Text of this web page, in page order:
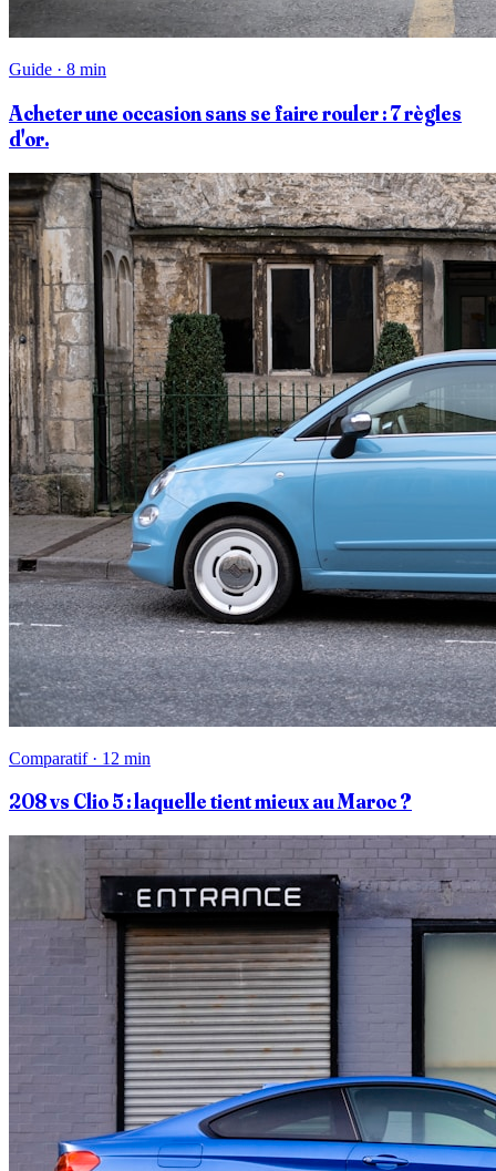
Guide · 8 min
Acheter une occasion sans se faire rouler : 7 règles
d'or.
Comparatif · 12 min
208 vs Clio 5 : laquelle tient mieux au Maroc ?